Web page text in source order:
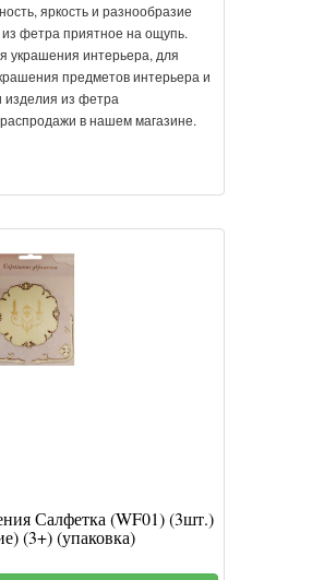
яркость и разнообразие
фетра приятное на ощупь.
украшения интерьера, для
предметов интерьера и
из фетра
в нашем магазине.
Салфетка (WF01) (3шт.)
(3+) (упаковка)